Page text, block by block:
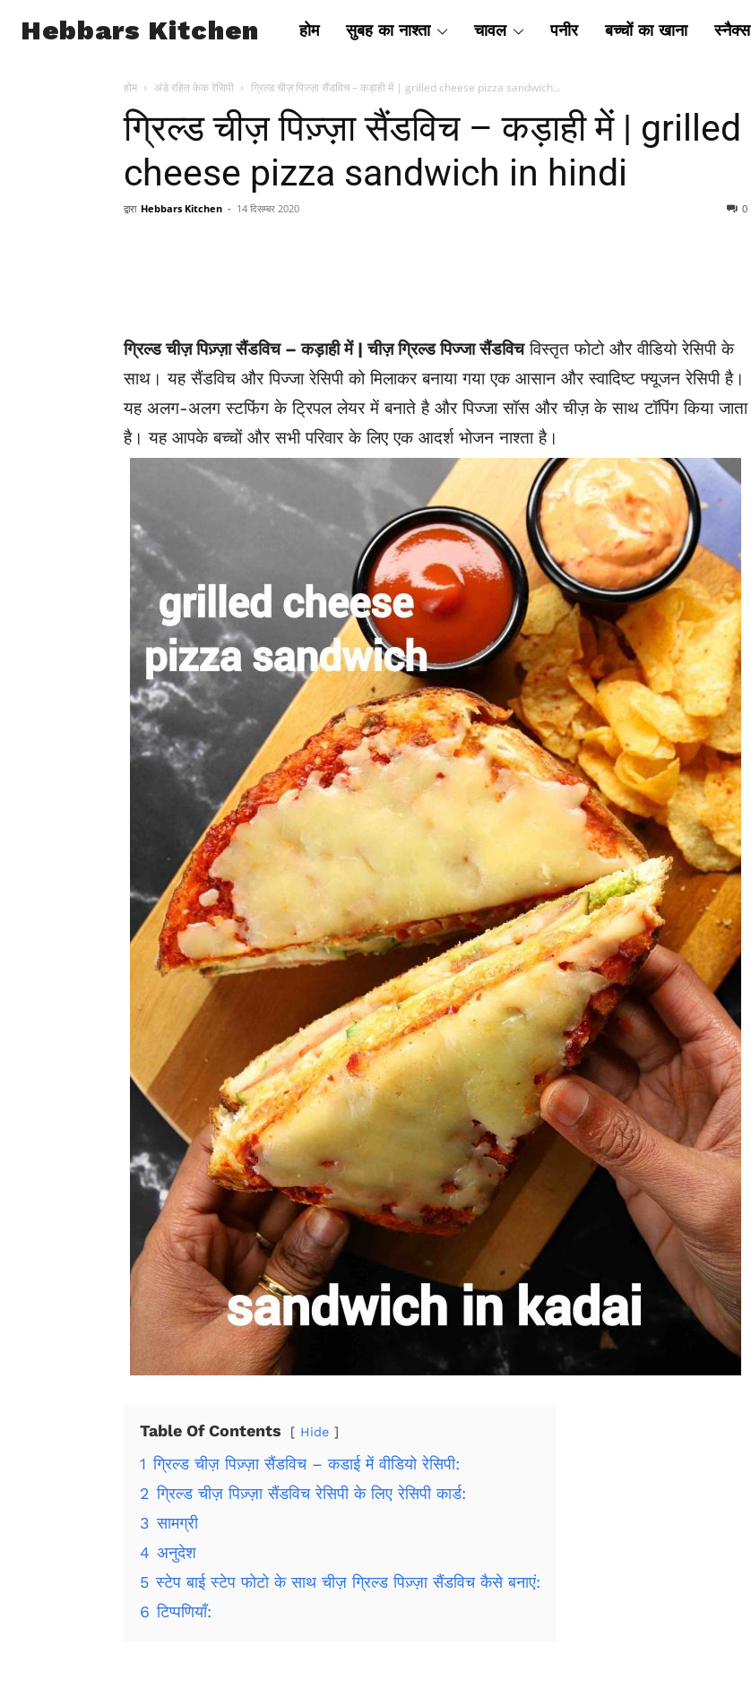
Hebbars Kitchen होम सुबह का नाश्ता चावल पनीर बच्चों का खाना स्नैक्स
होम अंडे रहित केक रेसिपी ग्रिल्ड चीज़ पिज़्ज़ा सैंडविच – कड़ाही में | grilled cheese pizza sandwich...
ग्रिल्ड चीज़ पिज़्ज़ा सैंडविच – कड़ाही में | grilled
cheese pizza sandwich in hindi
द्वारा Hebbars Kitchen - 14 दिसम्बर 2020 0
ग्रिल्ड चीज़ पिज़्ज़ा सैंडविच – कड़ाही में | चीज़ ग्रिल्ड पिज्जा सैंडविचविस्तृत फोटो और वीडियो रेसिपी के
साथ। यह सैंडविच और पिज्जा रेसिपी को मिलाकर बनाया गया एक आसान और स्वादिष्ट फ्यूजन रेसिपी है।
यह अलग-अलग स्टफिंग के ट्रिपल लेयर में बनाते है और पिज्जा सॉस और चीज़ के साथ टॉपिंग किया जाता
है। यह आपके बच्चों और सभी परिवार के लिए एक आदर्श भोजन नाश्ता है।
Table Of Contents Hide
1 ग्रिल्ड चीज़ पिज़्ज़ा सैंडविच – कडाई में वीडियो रेसिपी:
2 ग्रिल्ड चीज़ पिज़्ज़ा सैंडविच रेसिपी के लिए रेसिपी कार्ड:
3 सामग्री
4 अनुदेश
5 स्टेप बाई स्टेप फोटो के साथ चीज़ ग्रिल्ड पिज़्ज़ा सैंडविच कैसे बनाएं:
6 टिप्पणियाँ: